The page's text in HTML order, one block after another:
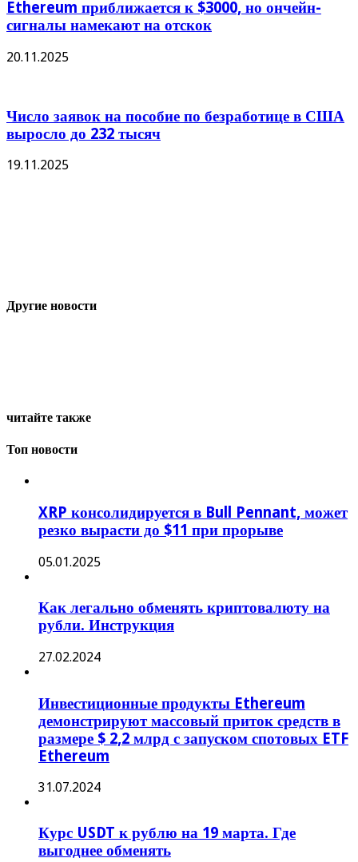
Ethereum приближается к $3000, но ончейн-
сигналы намекают на отскок
20.11.2025
Число заявок на пособие по безработице в США
выросло до 232 тысяч
19.11.2025
Другие новости
читайте также
Топ новости
XRP консолидируется в Bull Pennant, может
резко вырасти до $11 при прорыве
05.01.2025
Как легально обменять криптовалюту на
рубли. Инструкция
27.02.2024
Инвестиционные продукты Ethereum
демонстрируют массовый приток средств в
размере $ 2,2 млрд с запуском спотовых ETF
Ethereum
31.07.2024
Курс USDT к рублю на 19 марта. Где
выгоднее обменять